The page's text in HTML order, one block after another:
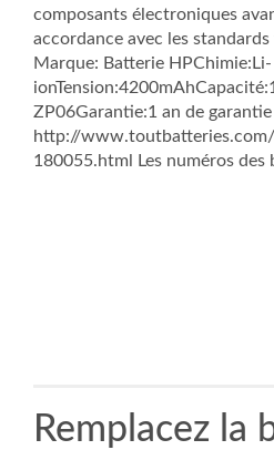
composants électroniques
accordance avec les
Marque: Batterie HPChimie:Li-
ZP06Garantie:1 an de garantie
http://
180055.html Les numéros des
Remplacez la